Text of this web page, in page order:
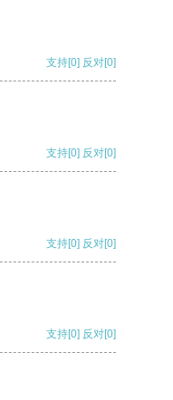
支持[0] 反对[0]
支持[0] 反对[0]
支持[0] 反对[0]
支持[0] 反对[0]